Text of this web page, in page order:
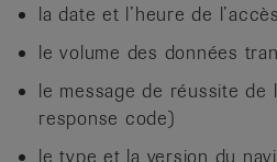
la date et l’heure de l’accès
le volume des données
le message de réussite de
response code)
le type et la version du